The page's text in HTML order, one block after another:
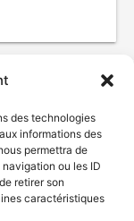
des technologies
informations des
permettra de
ou les ID
retirer son
caractéristiques
2026